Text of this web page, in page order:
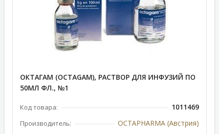
ОКТАГАМ (OCTAGAM), РАСТВОР ДЛЯ ИНФУЗИЙ ПО
50МЛ ФЛ., №1
Код товара: 1011469
Производитель: OCTAPHARMA (Австрия)